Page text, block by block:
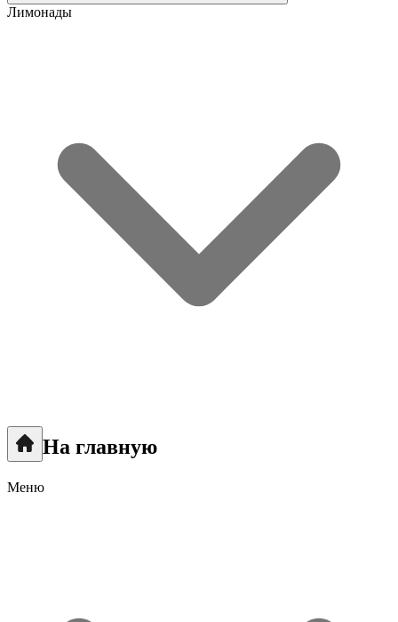
Лимонады
На главную
Меню